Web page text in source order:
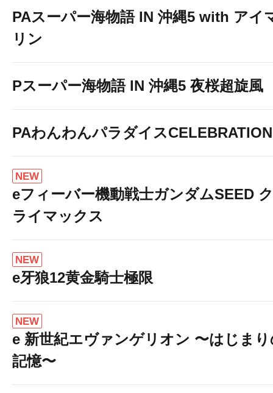
PAスーパー海物語 IN 沖縄5 with アイ
リン
Pスーパー海物語 IN 沖縄5 夜桜超旋風
PAわんわんパラダイスCELEBRATION
NEW
eフィーバー機動戦士ガンダムSEED ク
ライマックス
NEW
e牙狼12黄金騎士極限
NEW
e 新世紀エヴァンゲリオン 〜はじま
記憶〜